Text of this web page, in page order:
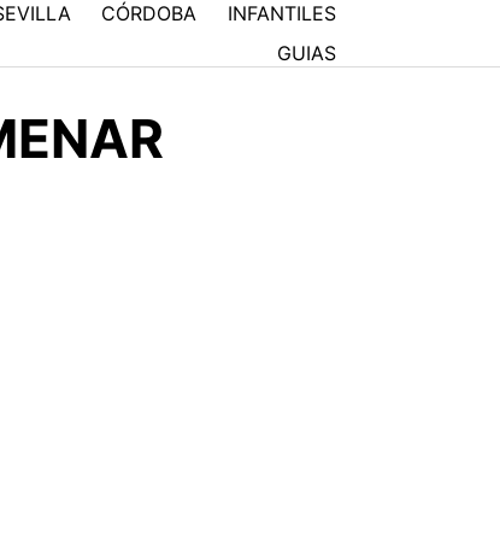
CÓRDOBA
INFANTILES
GUIAS